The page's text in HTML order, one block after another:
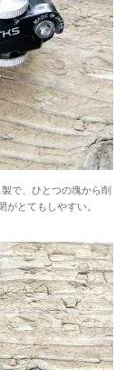
で、ひとつの塊から削
がとてもしやすい。